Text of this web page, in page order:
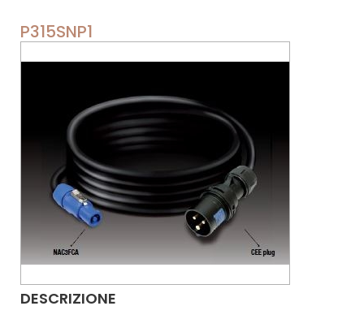
P315SNP1
DESCRIZIONE